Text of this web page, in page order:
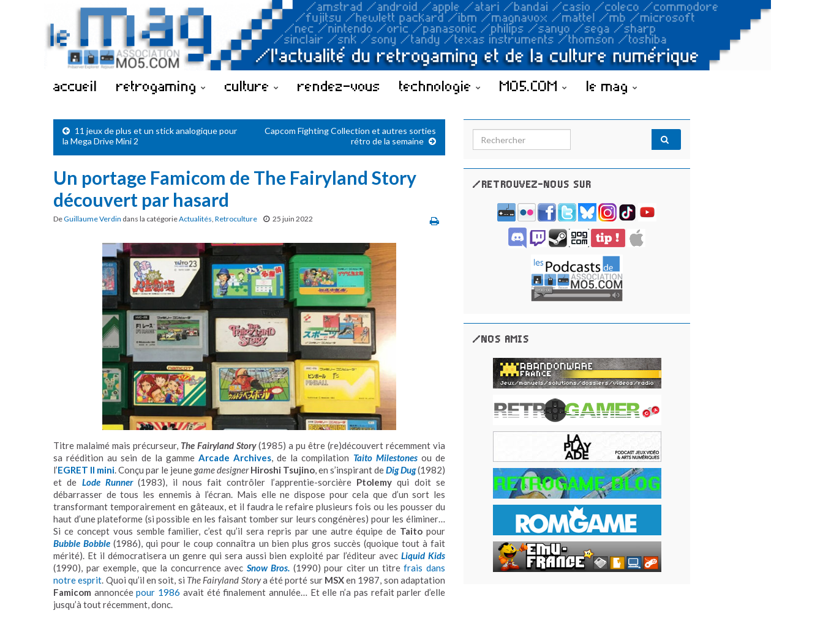
accueil retrogaming culture rendez-vous technologie MO5.COM le mag
11 jeux de plus et un stick analogique pour
la Mega Drive Mini 2
Capcom Fighting Collection et autres sorties
rétro de la semaine
Un portage Famicom de The Fairyland Story
découvert par hasard
DeGuillaume Verdin dans la catégorieActualités, Retroculture 25 juin 2022
Titre malaimé mais précurseur, The Fairyland Story(1985) a pu être (re)découvert récemment via
sa réédition au sein de la gamme Arcade Archives, de la compilation Taito Milestonesou de
l’EGRET II mini. Conçu par le jeunegame designer Hiroshi Tsujino, en s’inspirant deDig Dug(1982)
et de Lode Runner(1983), il nous fait contrôler l’apprentie-sorcière Ptolemy qui doit se
débarrasser de tous les ennemis à l’écran. Mais elle ne dispose pour cela que d’un sort les
transformant temporairement en gâteaux, et il faudra le refaire plusieurs fois ou les pousser du
haut d’une plateforme (si possible en les faisant tomber sur leurs congénères) pour les éliminer…
Si ce concept vous semble familier, c’est qu’il sera repris par une autre équipe de Taito pour
Bubble Bobble (1986), qui pour le coup connaîtra un bien plus gros succès (quoique tout à fait
mérité). Et il démocratisera un genre qui sera aussi bien exploité par l’éditeur avec Liquid Kids
(1990), par exemple, que la concurrence avec Snow Bros. (1990) pour citer un titrefrais dans
notre esprit. Quoi qu’il en soit, si The Fairyland Storya été porté sur MSXen 1987, son adaptation
Famicom annoncéepour 1986 avait été finalement annulée… Et elle n’a pas refait parler d’elle
jusqu’à tout récemment, donc.
Search for:
/RETROUVEZ-NOUS SUR
/NOS AMIS